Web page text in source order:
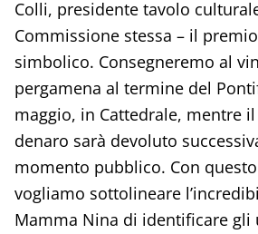
Colli, presidente tavolo
Commissione stessa – il
simbolico. Consegneremo al
pergamena al termine del
maggio, in Cattedrale, mentre
denaro sarà devoluto
momento pubblico. Con
vogliamo sottolineare
Mamma Nina di identificare gli